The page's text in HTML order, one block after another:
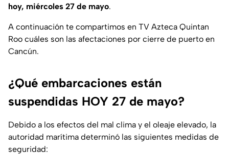
hoy, miércoles 27 de mayo.
A continuación te compartimos en TV Azteca Quintan
Roo cuáles son las afectaciones por cierre de puerto en
Cancún.
¿Qué embarcaciones están
suspendidas HOY 27 de mayo?
Debido a los efectos del mal clima y el oleaje elevado, la
autoridad marítima determinó las siguientes medidas de
seguridad: